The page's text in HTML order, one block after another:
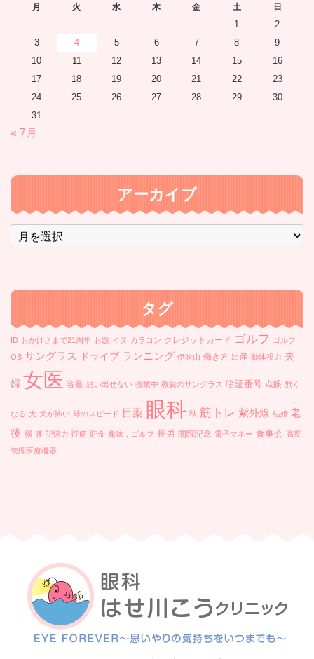
月 火 水 木 金 土 日
1
2
3
4 5 6 7 8
9
10
11 12 13 14 15
16
17
18 19 20 21 22
23
24
25 26 27 28 29
30
31
« 7月
アーカイブ
ア
ー
ブ
タグ
ID おかげさまで21周年 お題 イヌ カラコン クレジットカード ゴルフ ゴルフ
OB サングラス ドライブ ランニング 伊吹山 働き方 出産 動体視力 夫
婦 女医 容量 思い出せない 授業中 教員のサングラス 暗証番号 点眼 無く
なる 犬 犬が怖い 球のスピード 目薬 眼科 秋 筋トレ 紫外線 結婚 老
後 脳 膝 記憶力 貯筋 貯金 趣味，ゴルフ 長男 開院記念 電子マネー 食事会 高度
管理医療機器